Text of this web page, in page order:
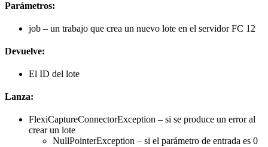
Parámetros:
job – un trabajo que crea un nuevo lote en el servidor FC 12
Devuelve:
El ID del lote
Lanza:
FlexiCaptureConnectorException – si se produce un error al
crear un lote
NullPointerException – si el parámetro de entrada es 0